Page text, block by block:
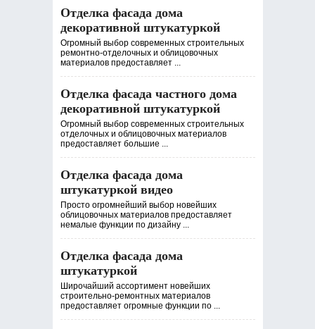
Отделка фасада дома
декоративной штукатуркой
Огромный выбор современных строительных
ремонтно-отделочных и облицовочных
материалов предоставляет ...
Отделка фасада частного дома
декоративной штукатуркой
Огромный выбор современных строительных
отделочных и облицовочных материалов
предоставляет большие ...
Отделка фасада дома
штукатуркой видео
Просто огромнейший выбор новейших
облицовочных материалов предоставляет
немалые функции по дизайну ...
Отделка фасада дома
штукатуркой
Широчайший ассортимент новейших
строительно-ремонтных материалов
предоставляет огромные функции по ...